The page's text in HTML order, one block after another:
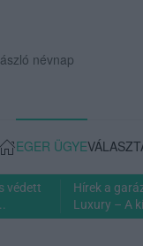
névnap
EGER ÜGYE
védett
Hírek a
Luxury – A